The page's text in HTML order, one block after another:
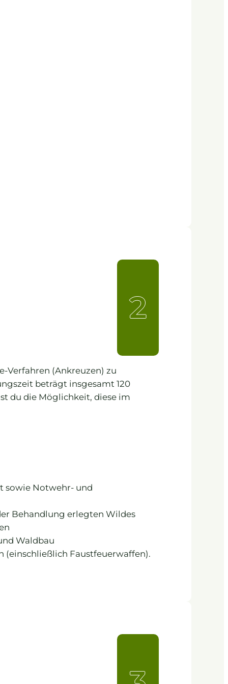
2
Verfahren (Ankreuzen) zu
beträgt insgesamt 120
du die Möglichkeit, diese im
sowie Notwehr- und
Behandlung erlegten Wildes
Waldbau
(einschließlich Faustfeuerwaffen).